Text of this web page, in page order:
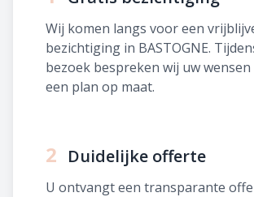
Wij komen langs voor een
bezichtiging in BASTOGNE.
bezoek bespreken wij uw
een plan op maat.
2 Duidelijke offerte
U ontvangt een transparante